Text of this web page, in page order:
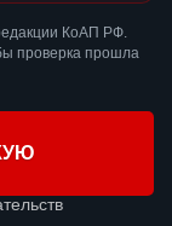
КоАП РФ.
проверка прошла